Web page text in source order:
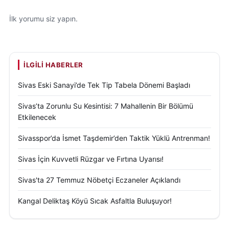
İlk yorumu siz yapın.
İLGILI HABERLER
Sivas Eski Sanayi’de Tek Tip Tabela Dönemi Başladı
Sivas’ta Zorunlu Su Kesintisi: 7 Mahallenin Bir Bölümü
Etkilenecek
Sivasspor’da İsmet Taşdemir’den Taktik Yüklü Antrenman!
Sivas İçin Kuvvetli Rüzgar ve Fırtına Uyarısı!
Sivas'ta 27 Temmuz Nöbetçi Eczaneler Açıklandı
Kangal Deliktaş Köyü Sıcak Asfaltla Buluşuyor!